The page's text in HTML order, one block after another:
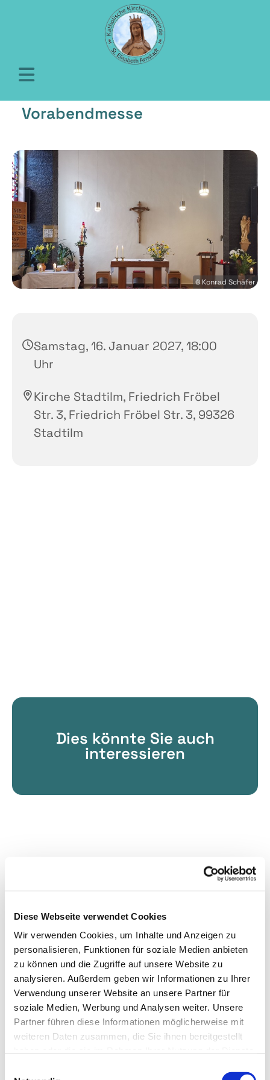
Diese Webseite verwendet Cookies
Wir verwenden Cookies, um Inhalte und Anzeigen zu
personalisieren, Funktionen für soziale Medien anbieten
zu können und die Zugriffe auf unsere Website zu
analysieren. Außerdem geben wir Informationen zu Ihrer
Verwendung unserer Website an unsere Partner für
soziale Medien, Werbung und Analysen weiter. Unsere
Partner führen diese Informationen möglicherweise mit
weiteren Daten zusammen, die Sie ihnen bereitgestellt
Vorabendmesse
© Konrad Schäfer
Samstag, 16. Januar 2027, 18:00
Uhr
Kirche Stadtilm, Friedrich Fröbel
Str. 3, Friedrich Fröbel Str. 3, 99326
Stadtilm
Dies könnte Sie auch
interessieren